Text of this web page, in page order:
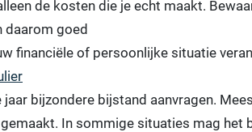
de kosten die je echt maakt.
daarom goed
financiële of persoonlijke situatie
jaar bijzondere bijstand aanvragen.
In sommige situaties mag het